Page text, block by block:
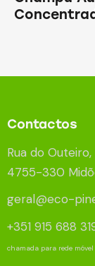
Contactos
Rua do
4755-330
geral@eco-
+351 915 688
chamada para rede